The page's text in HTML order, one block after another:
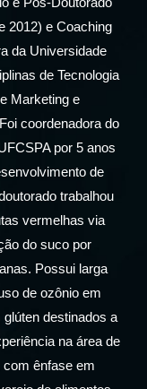
2012) e Coaching
da Universidade
de Tecnologia
Marketing e
coordenadora do
por 5 anos
de
trabalhou
vermelhas via
do suco por
Possui larga
de ozônio em
destinados a
na área de
com ênfase em